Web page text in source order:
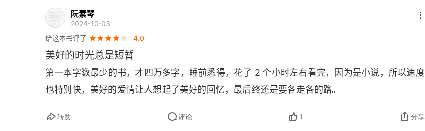
16
2016
17
18
阮素琴
2024-10-03
给这本书评了
4.0
美好的时光总是短暂
第一本字数最少的书，才四万多字，睡前悉得，花了 2 个小时左右看完，因为是小说，所以速度
也特别快，美好的爱情让人想起了美好的回忆，最后终还是要各走各的路。
转发 评论 1 分享